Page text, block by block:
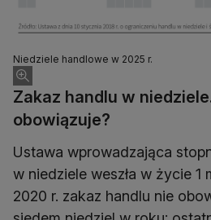
Niedziele handlowe w 2025 r.
Zakaz handlu w
obowiązuje?
Ustawa wprowadzająca
w niedziele weszła w życie 1
2020 r. zakaz handlu nie